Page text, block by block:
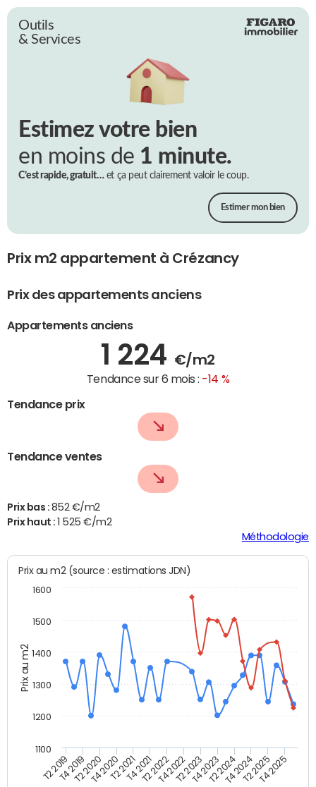
Outils
& Services
Estimez votre bien
en moins de 1 minute.
C’est rapide, gratuit…et ça peut clairement valoir le coup.
Estimer mon bien
Prix m2 appartement à Crézancy
Prix des appartements anciens
Appartements anciens
1 224 €/m2
Tendance sur 6 mois : -14 %
Tendance prix
Tendance ventes
Prix bas : 852 €/m2
Prix haut :1 525 €/m2
Méthodologie
Prix au m2
Prix au m2 (source : estimations JDN)
T2 2019T4 2019T2 2020T4 2020T2 2021T4 2021T2 2022T4 2022T2 2023T4 2023T2 2024T4 2024T2 2025T4 2025
1100
1200
1300
1400
1500
1600